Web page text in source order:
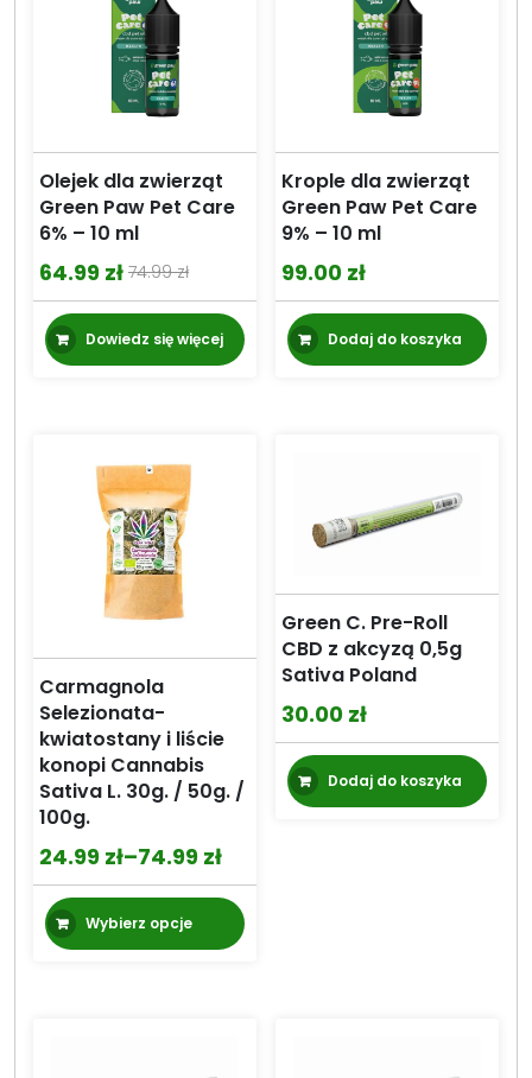
Olejek dla zwierząt
Green Paw Pet Care
6% – 10 ml
74.99zł
Pierwotna
cena
wynosiła:
64.99 zł
Aktualna
cena
wynosi:Dowiedz się więcej
Krople dla zwierząt
Green Paw Pet Care
9% – 10 ml
99.00 zł
Dodaj do koszyka
Carmagnola
Selezionata-
kwiatostany i liście
konopi Cannabis
Sativa L. 30g. / 50g. /
100g.
24.99 zł–74.99 zł
Zakres
cen:
od
Wybierz opcje
Ten
produkt
Green C. Pre-Roll
CBD z akcyzą 0,5g
Sativa Poland
30.00 zł
Dodaj do koszyka